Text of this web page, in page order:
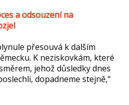
a odsouzení na
přesouvá k dalším
K neziskovkám, které
jehož důsledky dnes
dopadneme stejně,“